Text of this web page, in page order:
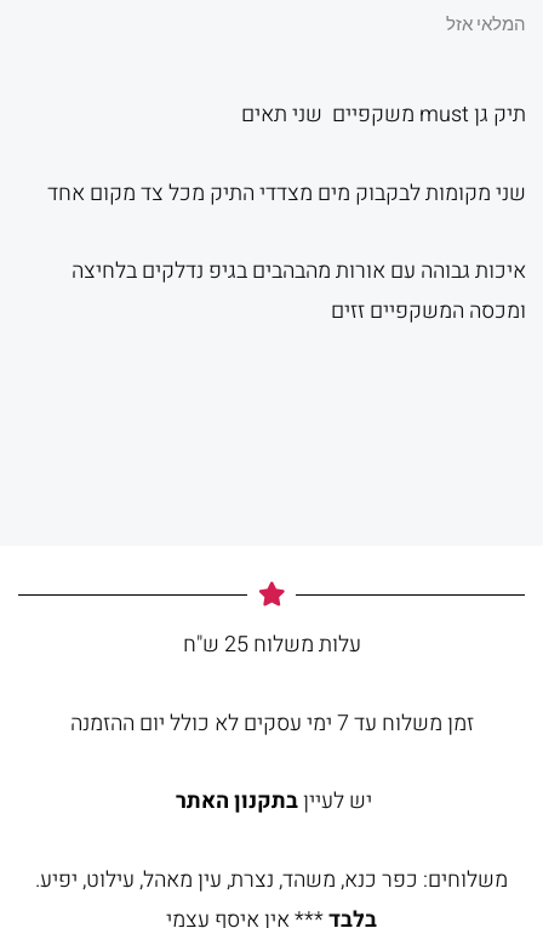
המלאי אזל
תיק גן must משקפיים שני תאים
שני מקומות לבקבוק מים מצדדי התיק מכל צד מקום אחד
איכות גבוהה עם אורות מהבהבים בגיפ נדלקים בלחיצה
ומכסה המשקפיים זזים
עלות משלוח 25 ש"ח
זמן משלוח עד 7 ימי עסקים לא כולל יום ההזמנה
יש לעייןבתקנון האתר
משלוחים: כפר כנא, משהד, נצרת, עין מאהל, עילוט, יפיע.
בלבד*** אין איסף עצמי